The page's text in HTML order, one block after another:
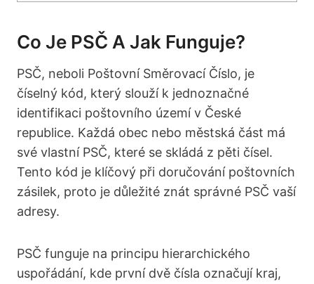
Co Je PSČ A Jak Funguje?
PSČ, neboli Poštovní Směrovací Číslo, je
číselný kód, který slouží k jednoznačné
identifikaci poštovního území v České
republice. Každá obec nebo městská část má
své vlastní PSČ, které se skládá z pěti čísel.
Tento kód je klíčový při doručování poštovních
zásilek, proto je důležité znát správné PSČ vaší
adresy.
PSČ funguje na principu hierarchického
uspořádání, kde první dvě čísla označují kraj,